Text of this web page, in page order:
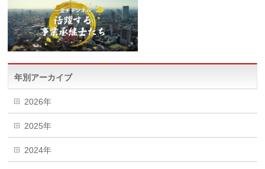
年別アーカイブ
2026年
2025年
2024年